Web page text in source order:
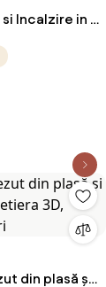
Incalzire in 7
suport
textil
din plasă și